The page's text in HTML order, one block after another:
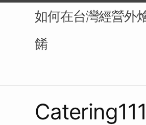
如何在台灣經營外
餚